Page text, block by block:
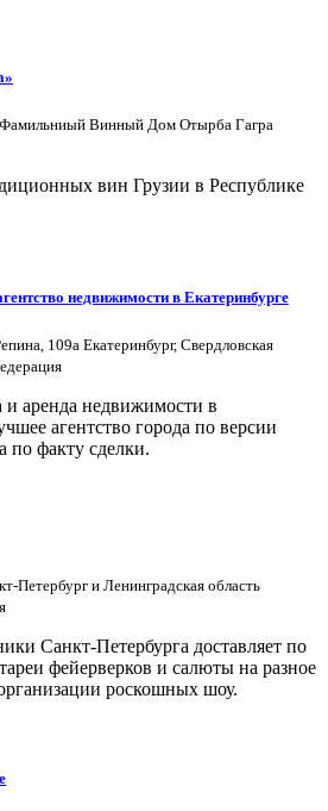
Фамильниый Винный Дом Отырба Гагра
вин Грузии в Республике
недвижимости в Екатеринбурге
109a Екатеринбург, Свердловская
аренда недвижимости в
агентство города по версии
факту сделки.
Петербург и Ленинградская область
Санкт-Петербурга доставляет по
фейерверков и салюты на разное
роскошных шоу.